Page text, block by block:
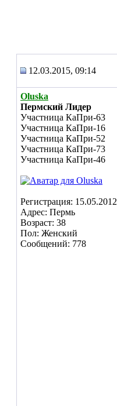
12.03.2015, 09:14
Oluska
Пермский Лидер
Участница КаПри-63
Участница КаПри-16
Участница КаПри-52
Участница КаПри-73
Участница КаПри-46
Регистрация: 15.05.2012
Адрес: Пермь
Возраст: 38
Пол: Женский
Сообщений: 778